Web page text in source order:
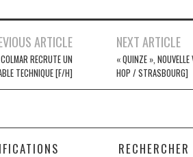
ARTICLE
RECRUTE UN
TECHNIQUE [F/H]
NEXT ARTICLE
« QUINZE »,
HOP / STRASBOURG]